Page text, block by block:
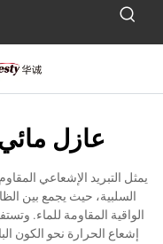
عازل
يمثل التبريد الإشعاعي
السلبية، حيث يجمع بين
الواقية المقاومة للماء.
إشعاع الحرارة نحو الكون